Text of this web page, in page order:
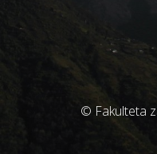
© Fakulteta